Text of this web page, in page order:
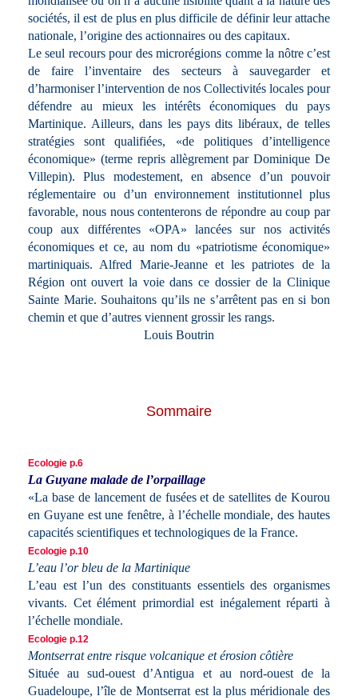
sociétés, il est de plus en plus difficile de définir leur attache
nationale, l’origine des actionnaires ou des capitaux.
Le seul recours pour des microrégions comme la nôtre c’est
de faire l’inventaire des secteurs à sauvegarder et
d’harmoniser l’intervention de nos Collectivités locales pour
défendre au mieux les intérêts économiques du pays
Martinique. Ailleurs, dans les pays dits libéraux, de telles
stratégies sont qualifiées, «de politiques d’intelligence
économique» (terme repris allègrement par Dominique De
Villepin). Plus modestement, en absence d’un pouvoir
réglementaire ou d’un environnement institutionnel plus
favorable, nous nous contenterons de répondre au coup par
coup aux différentes «OPA» lancées sur nos activités
économiques et ce, au nom du «patriotisme économique»
martiniquais. Alfred Marie-Jeanne et les patriotes de la
Région ont ouvert la voie dans ce dossier de la Clinique
Sainte Marie. Souhaitons qu’ils ne s’arrêtent pas en si bon
chemin et que d’autres viennent grossir les rangs.
Louis Boutrin
Sommaire
Ecologie p.6
La Guyane malade de l’orpaillage
«La base de lancement de fusées et de satellites de Kourou
en Guyane est une fenêtre, à l’échelle mondiale, des hautes
capacités scientifiques et technologiques de la France.
Ecologie p.10
L’eau l’or bleu de la Martinique
L’eau est l’un des constituants essentiels des organismes
vivants. Cet élément primordial est inégalement réparti à
l’échelle mondiale.
Ecologie p.12
Montserrat entre risque volcanique et érosion côtière
Située au sud-ouest d’Antigua et au nord-ouest de la
Guadeloupe, l’île de Montserrat est la plus méridionale des